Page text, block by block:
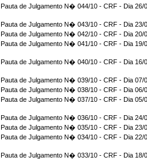
Pauta de Julgamento N� 044/10 - CRF - Dia 26/
Pauta de Julgamento N� 043/10 - CRF - Dia 23/
Pauta de Julgamento N� 042/10 - CRF - Dia 20/
Pauta de Julgamento N� 041/10 - CRF - Dia 19/
Pauta de Julgamento N� 040/10 - CRF - Dia 16/
Pauta de Julgamento N� 039/10 - CRF - Dia 07/
Pauta de Julgamento N� 038/10 - CRF - Dia 06/
Pauta de Julgamento N� 037/10 - CRF - Dia 05/
Pauta de Julgamento N� 036/10 - CRF - Dia 24/
Pauta de Julgamento N� 035/10 - CRF - Dia 23/
Pauta de Julgamento N� 034/10 - CRF - Dia 22/
Pauta de Julgamento N� 033/10 - CRF - Dia 18/